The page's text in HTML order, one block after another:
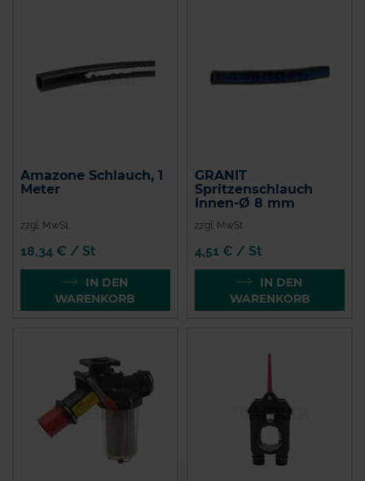
Amazone Schlauch, 1
Meter
zzgl. MwSt.
18,34 € / St
IN DEN
WARENKORB
GRANIT
Spritzenschlauch
Innen-Ø 8 mm
zzgl. MwSt.
4,51 € / St
IN DEN
WARENKORB